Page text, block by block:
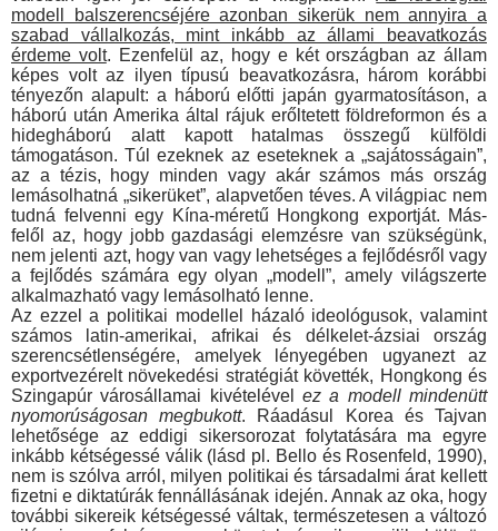
modell balszerencséjére azonban sikerük nem annyira a
szabad vállalkozás, mint inkább az állami beavatkozás
érdeme volt. Ezenfelül az, hogy e két országban az állam
képes volt az ilyen típusú beavatkozásra, három korábbi
tényezőn alapult: a háború előtti japán gyarmatosításon, a
háború után Amerika által rájuk erőltetett földreformon és a
hidegháború alatt kapott hatalmas összegű külföldi
támogatáson. Túl ezeknek az eseteknek a „sa­játosságain”,
az a tézis, hogy minden vagy akár számos más ország
lemásolhatná „sikerüket”, alapvetően téves. A világpiac nem
tudná felvenni egy Kína-méretű Hongkong exportját. Más­
felől az, hogy jobb gazdasági elemzésre van szükségünk,
nem jelenti azt, hogy van vagy lehetséges a fejlődésről vagy
a fej­lődés számára egy olyan „modell”, amely világszerte
alkalmaz­ható vagy lemásolható lenne.
Az ezzel a politikai modellel házaló ideológusok, valamint
számos latin-amerikai, afrikai és délkelet-ázsiai ország
szeren­csétlenségére, amelyek lényegében ugyanezt az
exportvezérelt növekedési stratégiát követték, Hongkong és
Szingapúr város­államai kivételével ez a modell mindenütt
nyomorúságosan megbukott. Ráadásul Korea és Tajvan
lehetősége az eddigi si­kersorozat folytatására ma egyre
inkább kétségessé válik (lásd pl. Bello és Rosenfeld, 1990),
nem is szólva arról, milyen poli­tikai és társadalmi árat kellett
fizetni e diktatúrák fennállásának idején. Annak az oka, hogy
további sikereik kétségessé váltak, természetesen a változó